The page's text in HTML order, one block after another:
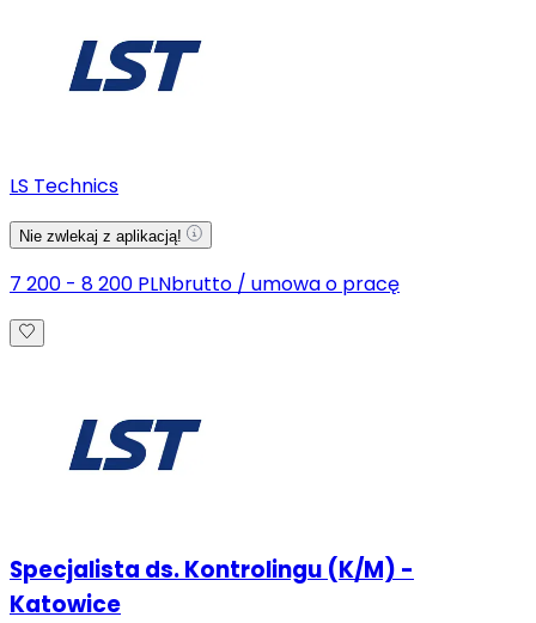
LS Technics
Nie zwlekaj z aplikacją!
7 200 - 8 200 PLNbrutto / umowa o pracę
Specjalista ds. Kontrolingu (K/M) -
Katowice